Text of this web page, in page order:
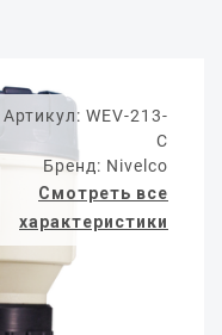
Артикул: WEV-213-
C
Бренд: Nivelco
Смотреть все
характеристики